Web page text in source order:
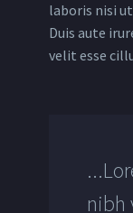
laboris nisi
Duis aute
velit esse
nibh